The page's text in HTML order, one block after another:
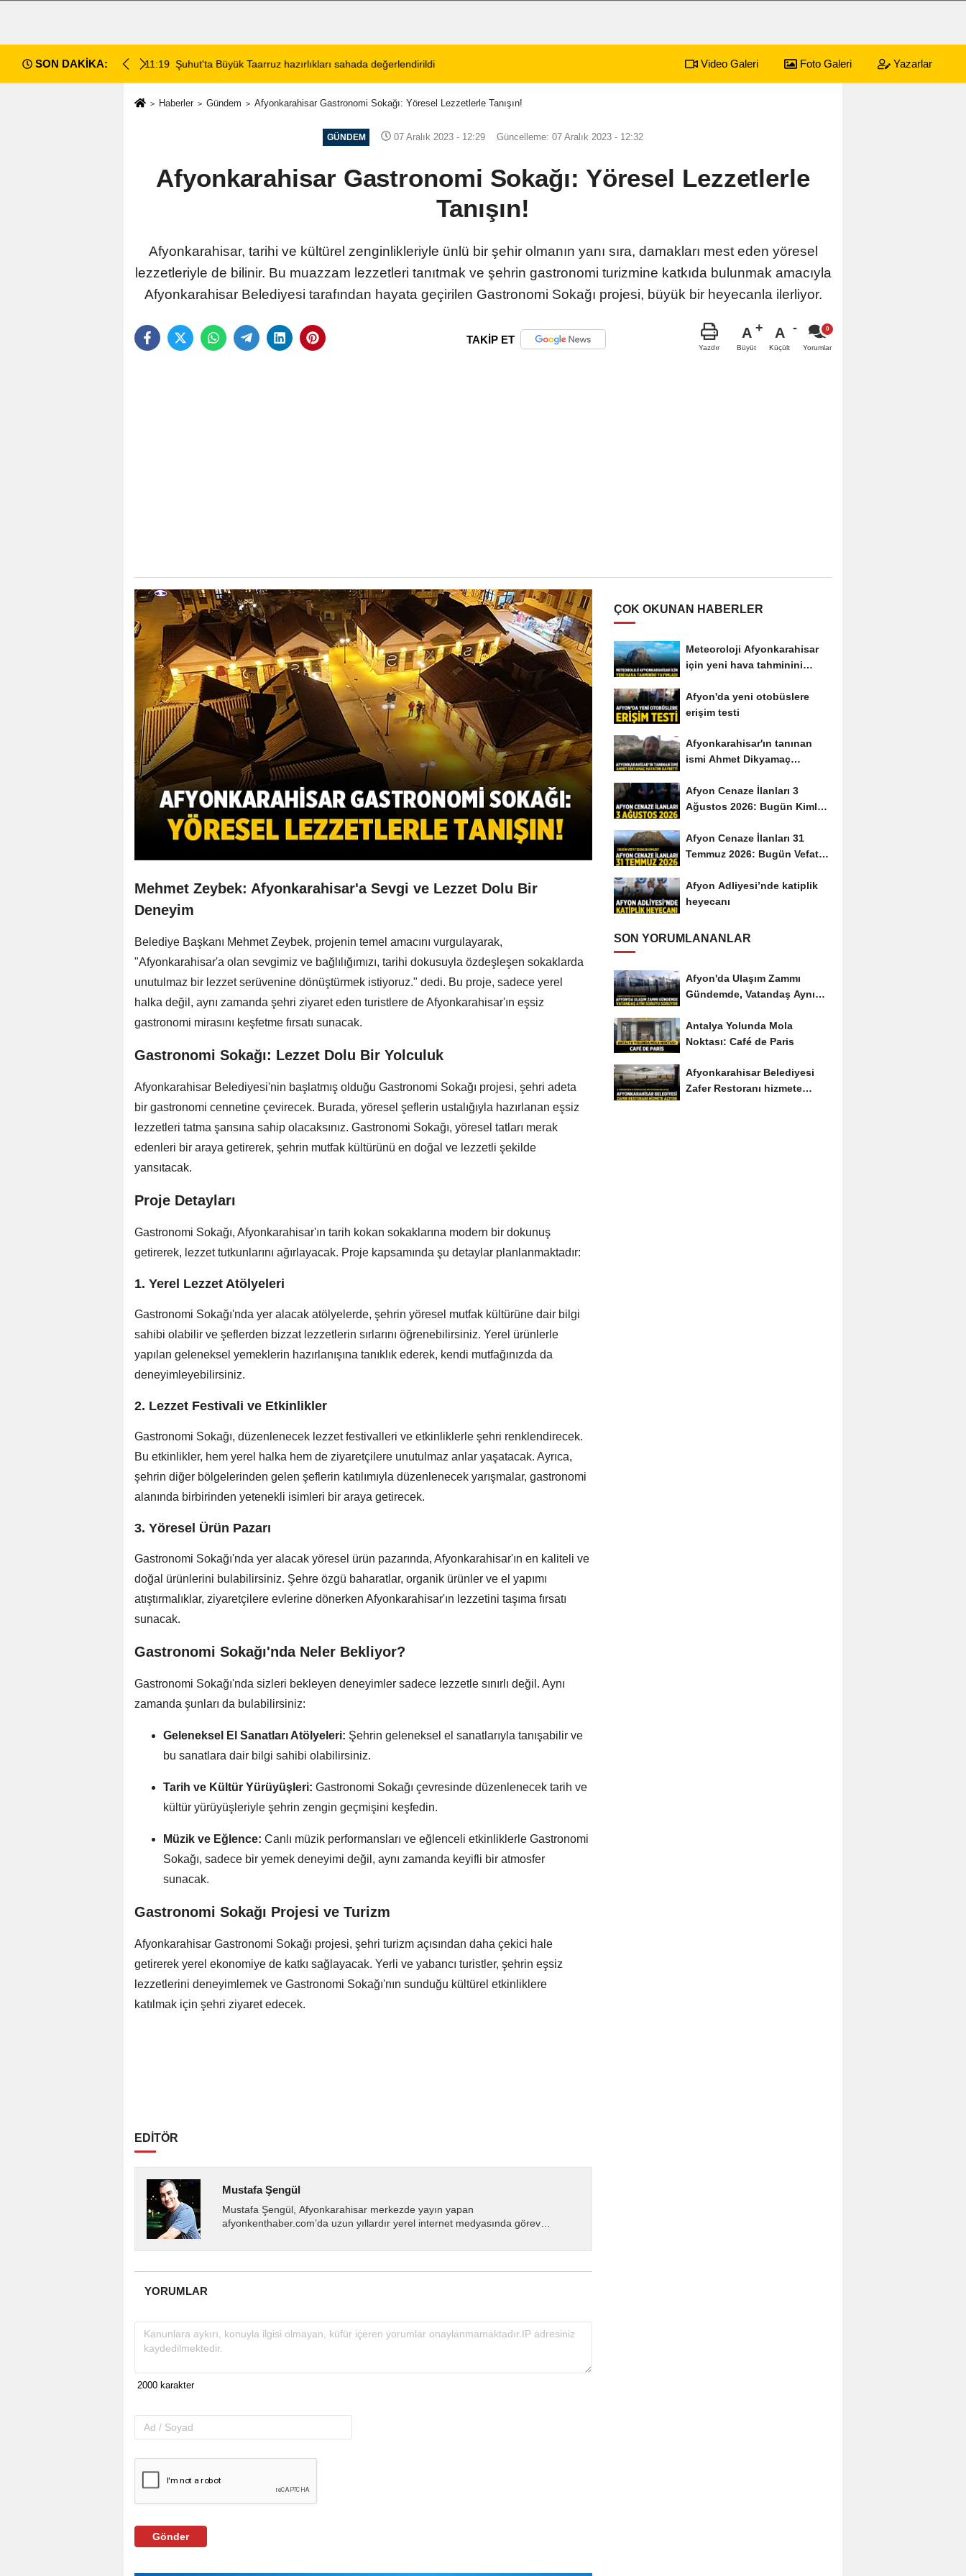
SON DAKİKA:
değerlendirildi 11:18 Afyon Cenaze İlanları: 7 Ağustos 2026 Cuma Defin Bilgileri Açıklandı Dinar'da beş gün sürecek festival programı açıklandı 01:17
Video Galeri Foto Galeri Yazarlar
Haberler Gündem Afyonkarahisar Gastronomi Sokağı: Yöresel Lezzetlerle Tanışın!
GÜNDEM 07 Aralık 2023 - 12:29 Güncelleme: 07 Aralık 2023 - 12:32
Afyonkarahisar Gastronomi Sokağı: Yöresel Lezzetlerle
Tanışın!
Afyonkarahisar, tarihi ve kültürel zenginlikleriyle ünlü bir şehir olmanın yanı sıra, damakları mest eden yöresel
lezzetleriyle de bilinir. Bu muazzam lezzetleri tanıtmak ve şehrin gastronomi turizmine katkıda bulunmak amacıyla
Afyonkarahisar Belediyesi tarafından hayata geçirilen Gastronomi Sokağı projesi, büyük bir heyecanla ilerliyor.
TAKİP ET
Yazdır
A
Büyüt
A
Küçült Yorumlar
Mehmet Zeybek: Afyonkarahisar'a Sevgi ve Lezzet Dolu Bir
Deneyim
Belediye Başkanı Mehmet Zeybek, projenin temel amacını vurgulayarak,
"Afyonkarahisar'a olan sevgimiz ve bağlılığımızı, tarihi dokusuyla özdeşleşen sokaklarda
unutulmaz bir lezzet serüvenine dönüştürmek istiyoruz." dedi. Bu proje, sadece yerel
halka değil, aynı zamanda şehri ziyaret eden turistlere de Afyonkarahisar'ın eşsiz
gastronomi mirasını keşfetme fırsatı sunacak.
Gastronomi Sokağı: Lezzet Dolu Bir Yolculuk
Afyonkarahisar Belediyesi'nin başlatmış olduğu Gastronomi Sokağı projesi, şehri adeta
bir gastronomi cennetine çevirecek. Burada, yöresel şeflerin ustalığıyla hazırlanan eşsiz
lezzetleri tatma şansına sahip olacaksınız. Gastronomi Sokağı, yöresel tatları merak
edenleri bir araya getirerek, şehrin mutfak kültürünü en doğal ve lezzetli şekilde
yansıtacak.
Proje Detayları
Gastronomi Sokağı, Afyonkarahisar'ın tarih kokan sokaklarına modern bir dokunuş
getirerek, lezzet tutkunlarını ağırlayacak. Proje kapsamında şu detaylar planlanmaktadır:
1. Yerel Lezzet Atölyeleri
Gastronomi Sokağı'nda yer alacak atölyelerde, şehrin yöresel mutfak kültürüne dair bilgi
sahibi olabilir ve şeflerden bizzat lezzetlerin sırlarını öğrenebilirsiniz. Yerel ürünlerle
yapılan geleneksel yemeklerin hazırlanışına tanıklık ederek, kendi mutfağınızda da
deneyimleyebilirsiniz.
2. Lezzet Festivali ve Etkinlikler
Gastronomi Sokağı, düzenlenecek lezzet festivalleri ve etkinliklerle şehri renklendirecek.
Bu etkinlikler, hem yerel halka hem de ziyaretçilere unutulmaz anlar yaşatacak. Ayrıca,
şehrin diğer bölgelerinden gelen şeflerin katılımıyla düzenlenecek yarışmalar, gastronomi
alanında birbirinden yetenekli isimleri bir araya getirecek.
3. Yöresel Ürün Pazarı
Gastronomi Sokağı'nda yer alacak yöresel ürün pazarında, Afyonkarahisar'ın en kaliteli ve
doğal ürünlerini bulabilirsiniz. Şehre özgü baharatlar, organik ürünler ve el yapımı
atıştırmalıklar, ziyaretçilere evlerine dönerken Afyonkarahisar'ın lezzetini taşıma fırsatı
sunacak.
Gastronomi Sokağı'nda Neler Bekliyor?
Gastronomi Sokağı'nda sizleri bekleyen deneyimler sadece lezzetle sınırlı değil. Aynı
zamanda şunları da bulabilirsiniz:
Geleneksel El Sanatları Atölyeleri: Şehrin geleneksel el sanatlarıyla tanışabilir ve
bu sanatlara dair bilgi sahibi olabilirsiniz.
Tarih ve Kültür Yürüyüşleri: Gastronomi Sokağı çevresinde düzenlenecek tarih ve
kültür yürüyüşleriyle şehrin zengin geçmişini keşfedin.
Müzik ve Eğlence: Canlı müzik performansları ve eğlenceli etkinliklerle Gastronomi
Sokağı, sadece bir yemek deneyimi değil, aynı zamanda keyifli bir atmosfer
sunacak.
Gastronomi Sokağı Projesi ve Turizm
Afyonkarahisar Gastronomi Sokağı projesi, şehri turizm açısından daha çekici hale
getirerek yerel ekonomiye de katkı sağlayacak. Yerli ve yabancı turistler, şehrin eşsiz
lezzetlerini deneyimlemek ve Gastronomi Sokağı'nın sunduğu kültürel etkinliklere
katılmak için şehri ziyaret edecek.
EDİTÖR
Mustafa Şengül
Mustafa Şengül, Afyonkarahisar merkezde yayın yapan
afyonkenthaber.com’da uzun yıllardır yerel internet medyasında görev
YORUMLAR
Gönder
ÇOK OKUNAN HABERLER
Meteoroloji Afyonkarahisar
için yeni hava tahminini
Afyon'da yeni otobüslere
erişim testi
Afyonkarahisar'ın tanınan
ismi Ahmet Dikyamaç
Afyon Cenaze İlanları 3
Ağustos 2026: Bugün Kimler
Afyon Cenaze İlanları 31
Temmuz 2026: Bugün Vefat
Afyon Adliyesi’nde katiplik
heyecanı
SON YORUMLANANLAR
Afyon'da Ulaşım Zammı
Gündemde, Vatandaş Aynı
Antalya Yolunda Mola
Noktası: Café de Paris
Afyonkarahisar Belediyesi
Zafer Restoranı hizmete